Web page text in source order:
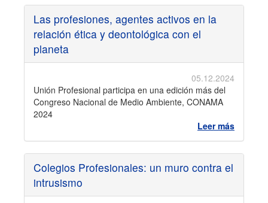
Las profesiones, agentes activos en la
relación ética y deontológica con el
planeta
05.12.2024
Unión Profesional participa en una edición más del
Congreso Nacional de Medio Ambiente, CONAMA
2024
Leer más
Colegios Profesionales: un muro contra el
intrusismo